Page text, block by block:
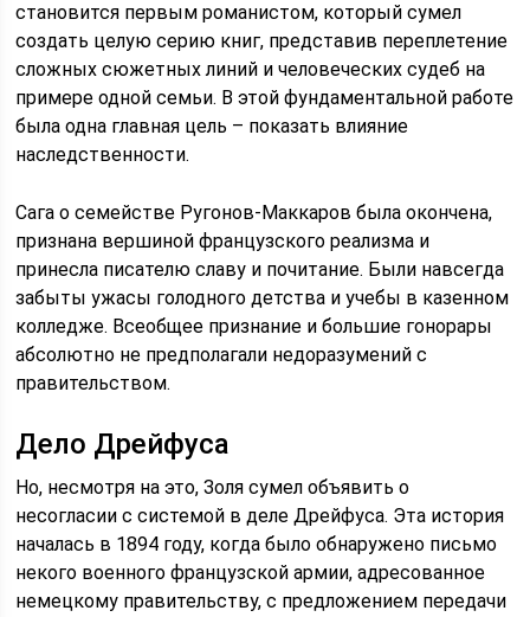
становится первым романистом, который сумел
создать целую серию книг, представив переплетение
сложных сюжетных линий и человеческих судеб на
примере одной семьи. В этой фундаментальной работе
была одна главная цель – показать влияние
наследственности.
Сага о семействе Ругонов-Маккаров была окончена,
признана вершиной французского реализма и
принесла писателю славу и почитание. Были навсегда
забыты ужасы голодного детства и учебы в казенном
колледже. Всеобщее признание и большие гонорары
абсолютно не предполагали недоразумений с
правительством.
Дело Дрейфуса
Но, несмотря на это, Золя сумел объявить о
несогласии с системой в деле Дрейфуса. Эта история
началась в 1894 году, когда было обнаружено письмо
некого военного французской армии, адресованное
немецкому правительству, с предложением передачи